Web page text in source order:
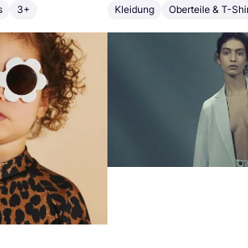
3+ Kleidung Oberteile & T-